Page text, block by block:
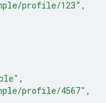
profile/123" ,
,
profile/4567" ,